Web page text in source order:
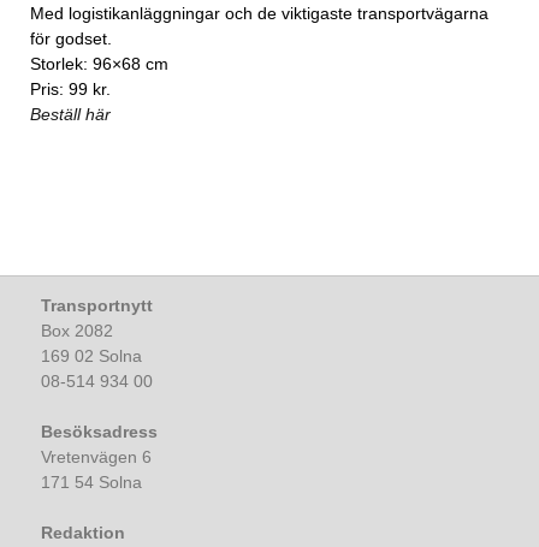
Med logistikanläggningar och de viktigaste transportvägarna
för godset.
Storlek: 96×68 cm
Pris: 99 kr.
Beställ här
Transportnytt
Box 2082
169 02 Solna
08-514 934 00
Besöksadress
Vretenvägen 6
171 54 Solna
Redaktion